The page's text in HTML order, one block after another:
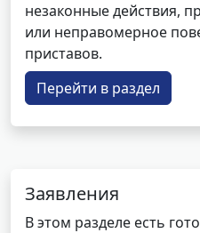
незаконные действия,
или неправомерное
приставов.
Перейти в раздел
Заявления
В этом разделе есть